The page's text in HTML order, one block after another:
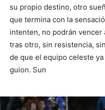
su propio destino, otro
que termina con la
intenten, no podrán vencer
tras otro, sin resistencia,
de que el equipo celeste
guion. Sun